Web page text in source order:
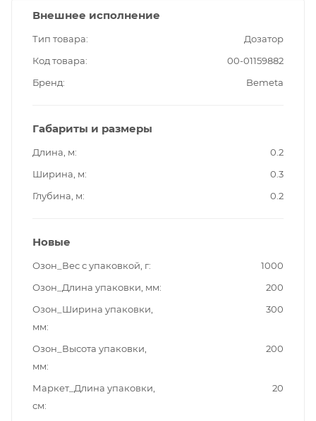
Внешнее исполнение
Тип товара
Дозатор
Код товара
00-01159882
Бренд
Bemeta
Габариты и размеры
Длина, м
0.2
Ширина, м
0.3
Глубина, м
0.2
Новые
Озон_Вес с упаковкой, г
1000
Озон_Длина упаковки, мм
200
Озон_Ширина упаковки,
мм
300
Озон_Высота упаковки,
мм
200
Маркет_Длина упаковки,
см
20